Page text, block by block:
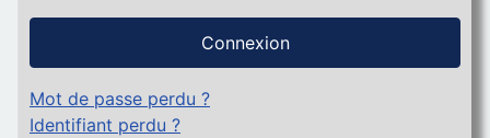
Connexion
Mot de passe perdu ?
Identifiant perdu ?